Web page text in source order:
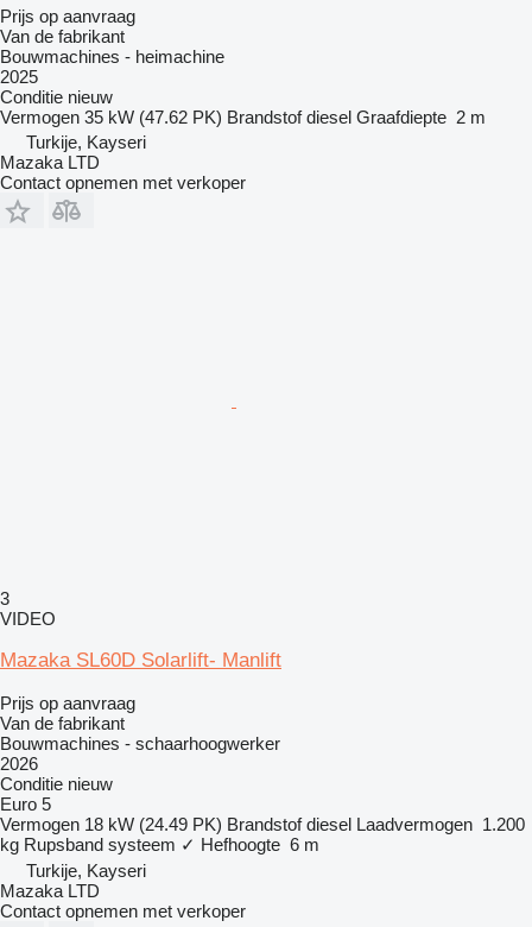
Prijs op aanvraag
Van de fabrikant
Bouwmachines - heimachine
2025
Conditie nieuw
Vermogen 35 kW (47.62 PK) Brandstof diesel Graafdiepte 2 m
Turkije, Kayseri
Mazaka LTD
Contact opnemen met verkoper
3
VIDEO
Mazaka SL60D Solarlift- Manlift
Prijs op aanvraag
Van de fabrikant
Bouwmachines - schaarhoogwerker
2026
Conditie nieuw
Euro 5
Vermogen 18 kW (24.49 PK) Brandstof diesel Laadvermogen 1.200
kg Rupsband systeem ✓ Hefhoogte 6 m
Turkije, Kayseri
Mazaka LTD
Contact opnemen met verkoper